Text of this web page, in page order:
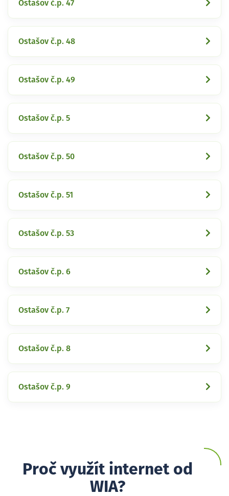
Ostašov č.p. 47
Ostašov č.p. 48
Ostašov č.p. 49
Ostašov č.p. 5
Ostašov č.p. 50
Ostašov č.p. 51
Ostašov č.p. 53
Ostašov č.p. 6
Ostašov č.p. 7
Ostašov č.p. 8
Ostašov č.p. 9
Proč využít internet od
WIA?